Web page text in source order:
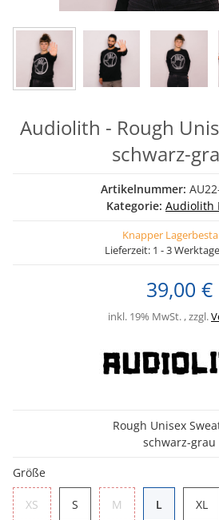
Audiolith - Rough
schwarz-
Artikelnummer:
Kategorie: Audiolith
Knapper
Lieferzeit: 1 - 3 Werktage
39,00 €
inkl. 19% MwSt. , zzgl.
Rough Unisex
schwarz-grau
Größe
XS XS S M LL XLXL